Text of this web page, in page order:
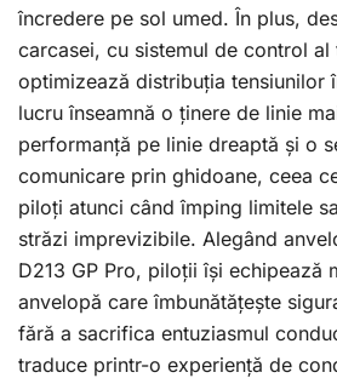
încredere pe sol umed. În plus,
carcasei, cu sistemul de control al
optimizează distribuția tensiunilor
lucru înseamnă o ținere de linie
performanță pe linie dreaptă și o
comunicare prin ghidoane, ceea
piloți atunci când împing limitele
străzi imprevizibile. Alegând
D213 GP Pro, piloții își echipează
anvelopă care îmbunătățește
fără a sacrifica entuziasmul
traduce printr-o experiență de